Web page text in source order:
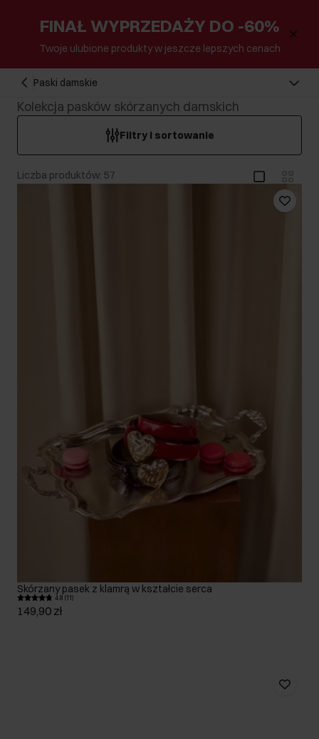
FINAŁ WYPRZEDAŻY DO -60%
Twoje ulubione produkty w jeszcze lepszych cenach
Paski damskie
Kolekcja pasków skórzanych damskich
Filtry i sortowanie
Liczba produktów: 57
Skórzany pasek z klamrą w kształcie serca
4.8 (11)
149,90 zł